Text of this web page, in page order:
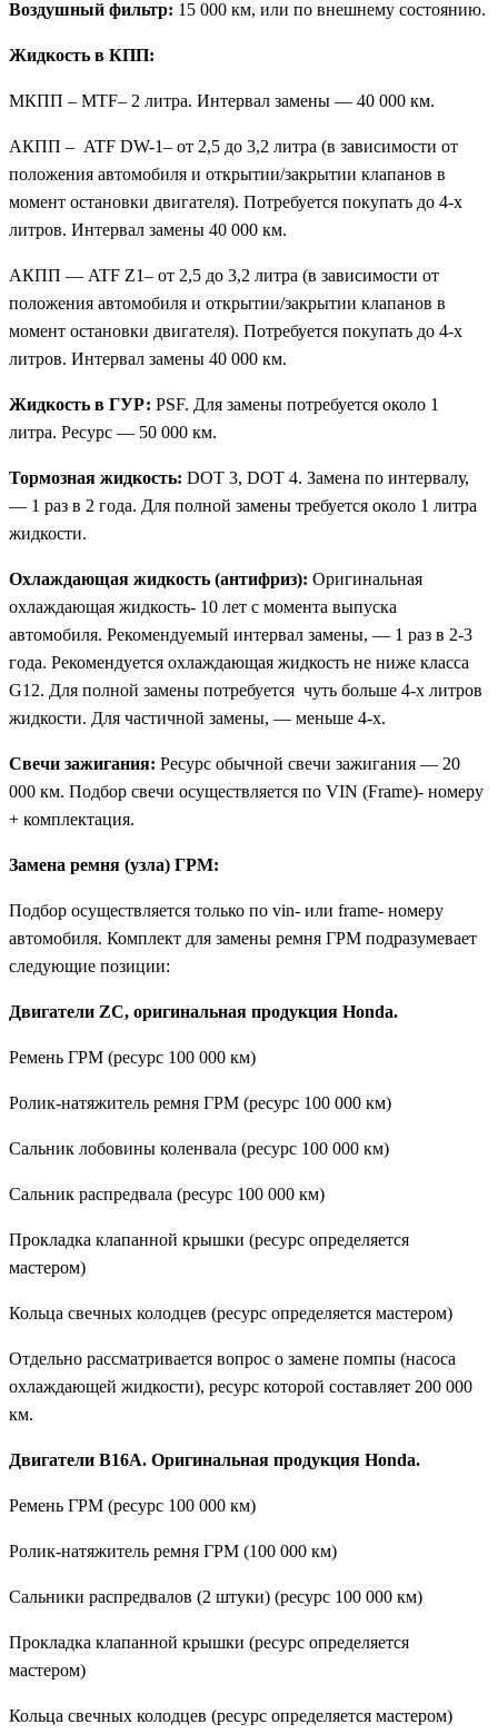
Воздушный фильтр: 15 000 км, или по внешнему состоянию.
Жидкость в КПП:
МКПП – MTF– 2 литра. Интервал замены — 40 000 км.
АКПП – ATF DW-1– от 2,5 до 3,2 литра (в зависимости от
положения автомобиля и открытии/закрытии клапанов в
момент остановки двигателя). Потребуется покупать до 4-х
литров. Интервал замены 40 000 км.
АКПП — ATF Z1– от 2,5 до 3,2 литра (в зависимости от
положения автомобиля и открытии/закрытии клапанов в
момент остановки двигателя). Потребуется покупать до 4-х
литров. Интервал замены 40 000 км.
Жидкость в ГУР: PSF. Для замены потребуется около 1
литра. Ресурс — 50 000 км.
Тормозная жидкость: DOT 3, DOT 4. Замена по интервалу,
— 1 раз в 2 года. Для полной замены требуется около 1 литра
жидкости.
Охлаждающая жидкость (антифриз): Оригинальная
охлаждающая жидкость- 10 лет с момента выпуска
автомобиля. Рекомендуемый интервал замены, — 1 раз в 2-3
года. Рекомендуется охлаждающая жидкость не ниже класса
G12. Для полной замены потребуется чуть больше 4-х литров
жидкости. Для частичной замены, — меньше 4-х.
Свечи зажигания: Ресурс обычной свечи зажигания — 20
000 км. Подбор свечи осуществляется по VIN (Frame)- номеру
+ комплектация.
Замена ремня (узла) ГРМ:
Подбор осуществляется только по vin- или frame- номеру
автомобиля. Комплект для замены ремня ГРМ подразумевает
следующие позиции:
Двигатели ZC, оригинальная продукция Honda.
Ремень ГРМ (ресурс 100 000 км)
Ролик-натяжитель ремня ГРМ (ресурс 100 000 км)
Сальник лобовины коленвала (ресурс 100 000 км)
Сальник распредвала (ресурс 100 000 км)
Прокладка клапанной крышки (ресурс определяется
мастером)
Кольца свечных колодцев (ресурс определяется мастером)
Отдельно рассматривается вопрос о замене помпы (насоса
охлаждающей жидкости), ресурс которой составляет 200 000
км.
Двигатели B16A. Оригинальная продукция Honda.
Ремень ГРМ (ресурс 100 000 км)
Ролик-натяжитель ремня ГРМ (100 000 км)
Сальники распредвалов (2 штуки) (ресурс 100 000 км)
Прокладка клапанной крышки (ресурс определяется
мастером)
Кольца свечных колодцев (ресурс определяется мастером)